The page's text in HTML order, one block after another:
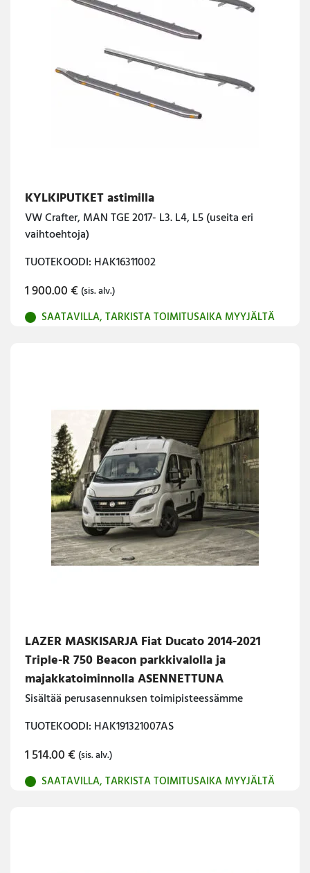
KYLKIPUTKET astimilla
VW Crafter, MAN TGE 2017- L3. L4, L5 (useita eri
vaihtoehtoja)
TUOTEKOODI: HAK16311002
1 900.00€ (sis. alv.)
SAATAVILLA, TARKISTA TOIMITUSAIKA MYYJÄLTÄ
LAZER MASKISARJA Fiat Ducato 2014-2021
Triple-R 750 Beacon parkkivalolla ja
majakkatoiminnolla ASENNETTUNA
Sisältää perusasennuksen toimipisteessämme
TUOTEKOODI: HAK191321007AS
1 514.00€ (sis. alv.)
SAATAVILLA, TARKISTA TOIMITUSAIKA MYYJÄLTÄ